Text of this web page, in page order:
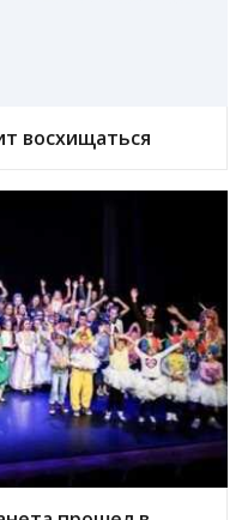
восхищаться